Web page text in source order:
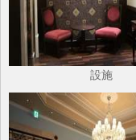
設施